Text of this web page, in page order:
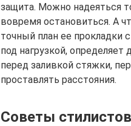
защита. Можно надеяться
вовремя остановиться. А
точный план ее прокладки
под нагрузкой,
перед заливкой стяжки,
проставлять расстояния.
Советы стилистов